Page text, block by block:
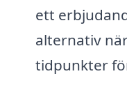
ett
alternativ
tidpunkter